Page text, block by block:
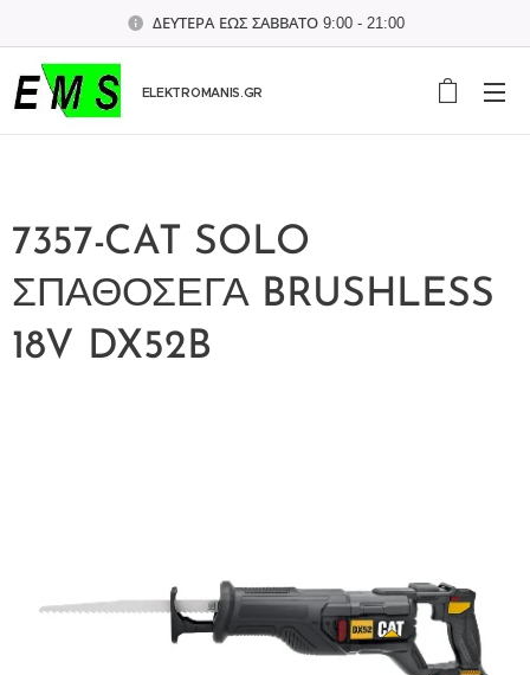
ΔΕΥΤΕΡΑ ΕΩΣ ΣΑΒΒΑΤΟ 9:00 - 21:00
ELEKTROMANIS.GR
7357-CAT SOLO
ΣΠΑΘΟΣΕΓΑ BRUSHLESS
18V DX52B